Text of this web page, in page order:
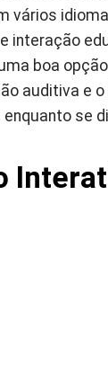
vários
interação
boa
auditiva e o
se